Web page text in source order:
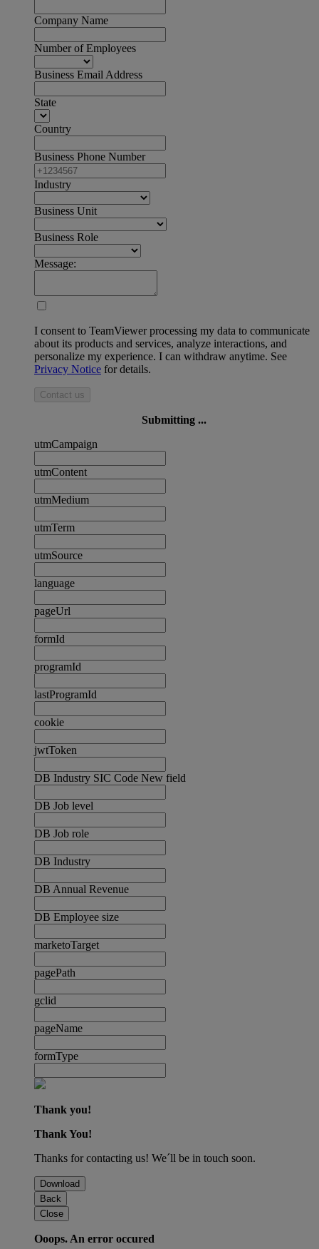
Company Name
Number of Employees
Business Email Address
State
Country
Business Phone Number
Industry
Business Unit
Business Role
Message:
I consent to TeamViewer processing my data to communicate
about its products and services, analyze interactions, and
personalize my experience. I can withdraw anytime. See
Privacy Notice for details.
Contact us
Submitting ...
utmCampaign
utmContent
utmMedium
utmTerm
utmSource
language
pageUrl
formId
programId
lastProgramId
cookie
jwtToken
DB Industry SIC Code New field
DB Job level
DB Job role
DB Industry
DB Annual Revenue
DB Employee size
marketoTarget
pagePath
gclid
pageName
formType
Thank you!
Thank You!
Thanks for contacting us! We´ll be in touch soon.
Download
Back
Close
Ooops. An error occured